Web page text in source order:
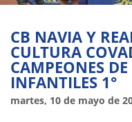
CB NAVIA Y
CULTURA
CAMPEONES
INFANTILES 1°
martes, 10 de mayo de